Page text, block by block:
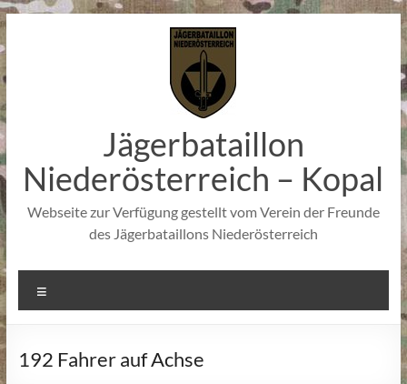
Zum
springen
Jägerbataillon
Niederösterreich – Kopal
Webseite zur Verfügung gestellt vom Verein der Freunde
des Jägerbataillons Niederösterreich
192 Fahrer auf Achse